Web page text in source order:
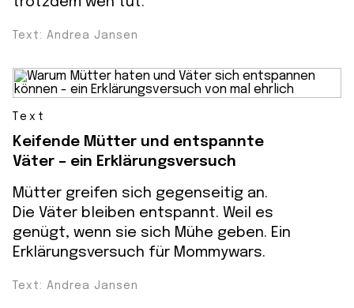
Text: Andrea Jansen
Text
Keifende Mütter und entspannte
Väter – ein Erklärungsversuch
Mütter greifen sich gegenseitig an.
Die Väter bleiben entspannt. Weil es
genügt, wenn sie sich Mühe geben. Ein
Erklärungsversuch für Mommywars.
Text: Andrea Jansen